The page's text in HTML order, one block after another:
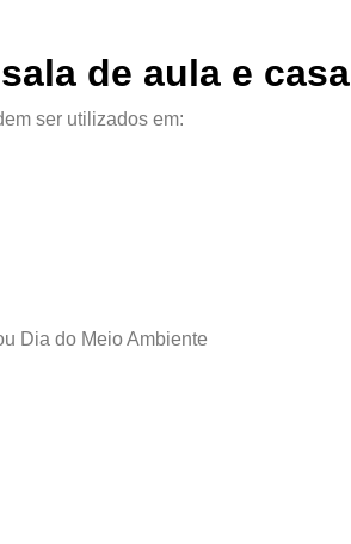
de aula e casa
ser utilizados em:
Dia do Meio Ambiente